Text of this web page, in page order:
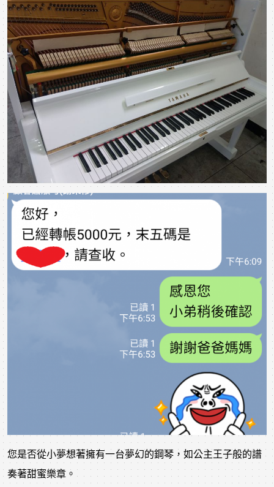
您是否從小夢想著擁有一台夢幻的鋼琴，如公主王子般的譜
奏著甜蜜樂章。